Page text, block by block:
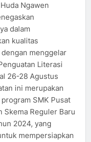
Ngawen
dalam
kualitas
menggelar
Literasi
26-28 Agustus
ini merupakan
SMK Pusat
Skema Reguler Baru
2024, yang
mempersiapkan